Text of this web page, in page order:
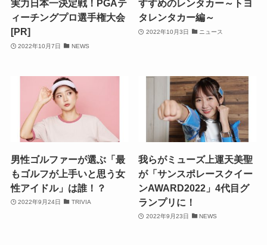
実力日本一決定戦！PGAテ
ィーチングプロ選手権大会
[PR]
2022年10月7日 NEWS
すすめのレンタカー～トヨ
タレンタカー編～
2022年10月3日 ニュース
男性ゴルファーが選ぶ「最
もゴルフが上手いと思う女
性アイドル」は誰！？
2022年9月24日 TRIVIA
我らがミューズ上運天美聖
が「サンスポレースクイー
ンAWARD2022」4代目グ
ランプリに！
2022年9月23日 NEWS